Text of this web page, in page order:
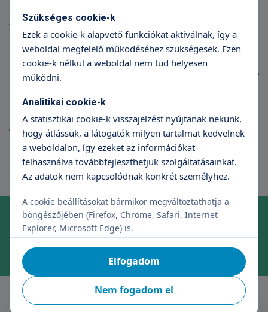
A Magyar Beszédközpont egy korszerű
logopédiai központ, melynek rendelései a
Róbert Magánkórház Hegyalja út 100. alatt
található budai járóbeteg
egészségközpontjában érhetőek el. A
központ a szolgáltatásait a Róbert
Magánkórház keretein belül nyújtja.
A Magyar Beszédközponthonlapja és bővebb
információ:www.beszedkozpont.hu
Online időpontfoglalás szakrendelésre
Foglaljon időpontot kényelmesen, néhány kattintással!
Időpontfoglalás
Szükséges cookie-k
Ezek a cookie-k alapvető funkciókat aktiválnak, így a
weboldal megfelelő működéséhez szükségesek. Ezen
cookie-k nélkül a weboldal nem tud helyesen
működni.
Analitikai cookie-k
A statisztikai cookie-k visszajelzést nyújtanak nekünk,
hogy átlássuk, a látogatók milyen tartalmat kedvelnek
a weboldalon, így ezeket az információkat
felhasználva továbbfejleszthetjük szolgáltatásainkat.
Az adatok nem kapcsolódnak konkrét személyhez.
A cookie beállításokat bármikor megváltoztathatja a
böngészőjében (Firefox, Chrome, Safari, Internet
Explorer, Microsoft Edge) is.
Nem fogadom el
Elfogadom